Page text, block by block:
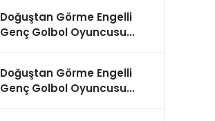
Doğuştan Görme Engelli
Genç Golbol Oyuncusu
Doğuştan Görme Engelli
Genç Golbol Oyuncusu